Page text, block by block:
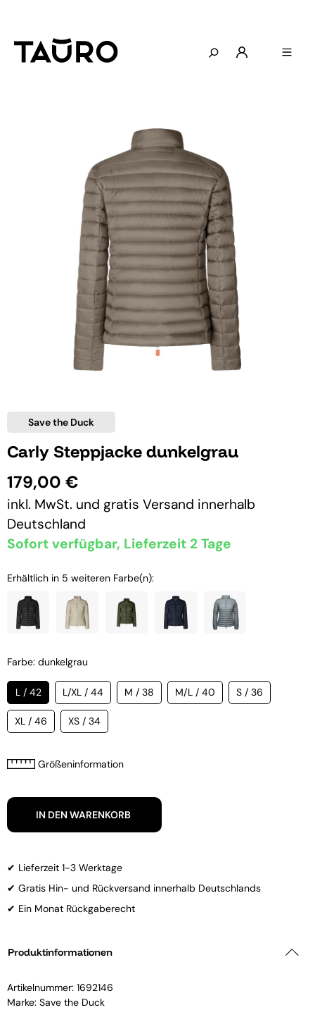
Save the Duck
Carly Steppjacke dunkelgrau
179,00 €
inkl. MwSt. und gratis Versand innerhalb
Deutschland
Sofort verfügbar, Lieferzeit 2 Tage
Erhältlich in 5 weiteren Farbe(n):
Farbe: dunkelgrau
L / 42 L/XL / 44 M / 38 M/L / 40 S / 36
XL / 46 XS / 34
Größeninformation
IN DEN WARENKORB
✔ Lieferzeit 1-3 Werktage
✔ Gratis Hin- und Rückversand innerhalb Deutschlands
✔ Ein Monat Rückgaberecht
Produktinformationen
Artikelnummer: 1692146
Marke: Save the Duck